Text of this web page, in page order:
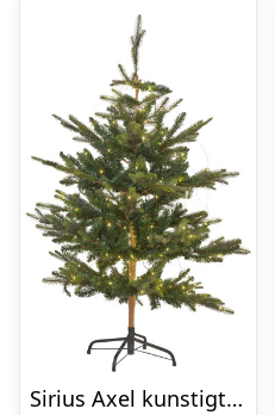
Sirius Axel kunstigt juletræ med lys, 120 cm